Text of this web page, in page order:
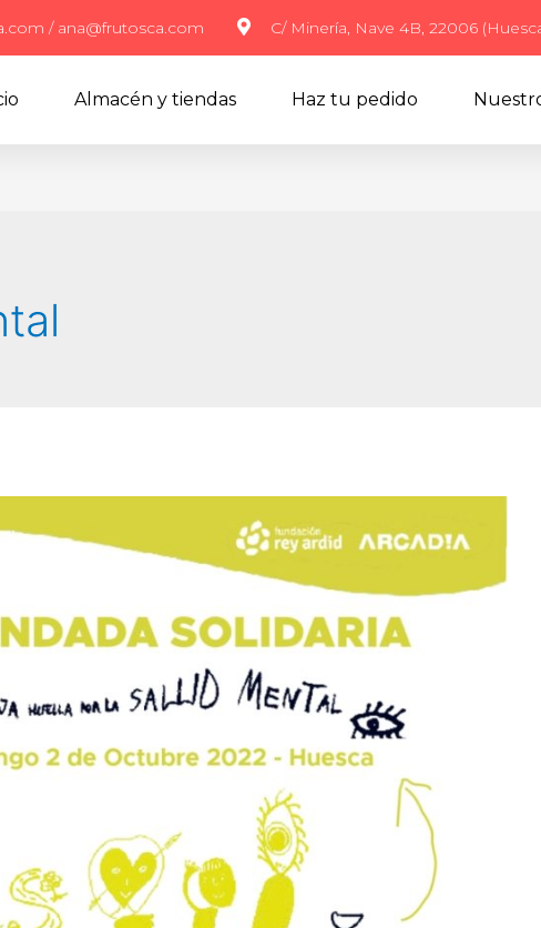
/ ana@frutosca.com C/ Minería, Nave 4B, 22006
Almacén y tiendas Haz tu pedido